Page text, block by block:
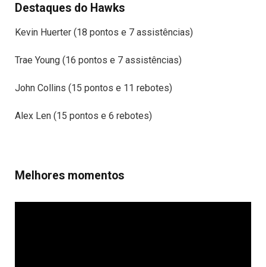
Destaques do Hawks
Kevin Huerter (18 pontos e 7 assistências)
Trae Young (16 pontos e 7 assistências)
John Collins (15 pontos e 11 rebotes)
Alex Len (15 pontos e 6 rebotes)
Melhores momentos